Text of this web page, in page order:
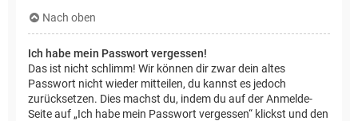
Nach oben
Ich habe mein Passwort vergessen!
Das ist nicht schlimm! Wir können dir zwar dein altes
Passwort nicht wieder mitteilen, du kannst es jedoch
zurücksetzen. Dies machst du, indem du auf der Anmelde-
Seite auf „Ich habe mein Passwort vergessen“ klickst und den